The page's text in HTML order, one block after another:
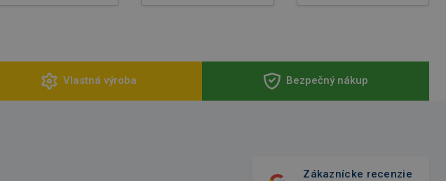
Vlastná výroba Bezpečný nákup
Zákaznícke recenzie